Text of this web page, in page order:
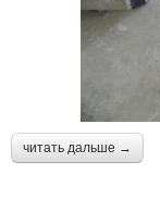
читать дальше →